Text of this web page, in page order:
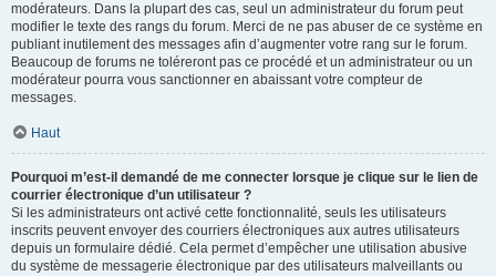
modérateurs. Dans la plupart des cas, seul un administrateur du forum peut
modifier le texte des rangs du forum. Merci de ne pas abuser de ce système en
publiant inutilement des messages afin d’augmenter votre rang sur le forum.
Beaucoup de forums ne toléreront pas ce procédé et un administrateur ou un
modérateur pourra vous sanctionner en abaissant votre compteur de
messages.
Haut
Pourquoi m’est-il demandé de me connecter lorsque je clique sur le lien de
courrier électronique d’un utilisateur ?
Si les administrateurs ont activé cette fonctionnalité, seuls les utilisateurs
inscrits peuvent envoyer des courriers électroniques aux autres utilisateurs
depuis un formulaire dédié. Cela permet d’empêcher une utilisation abusive
du système de messagerie électronique par des utilisateurs malveillants ou